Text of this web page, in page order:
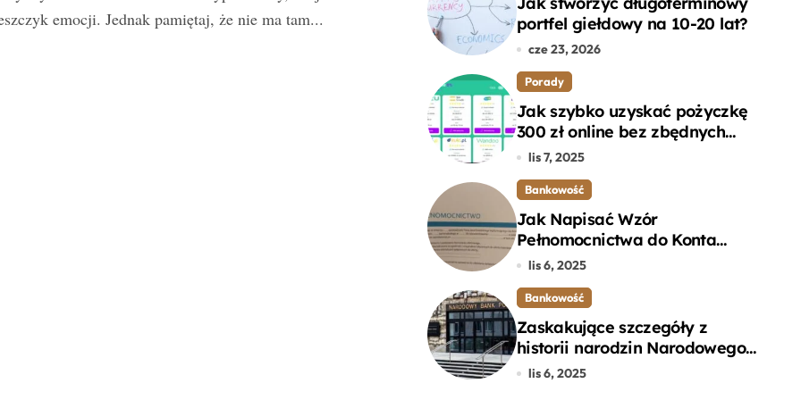
emocji. Jednak pamiętaj, że nie ma tam...
portfel giełdowy na 10-20 lat?
cze 23, 2026
Porady
Jak szybko uzyskać pożyczkę
300 zł online bez zbędnych
formalności?
lis 7, 2025
Bankowość
Jak Napisać Wzór
Pełnomocnictwa do Konta
Bankowego – Praktyczny
lis 6, 2025
Bankowość
Zaskakujące szczegóły z
historii narodzin Narodowego
Banku Polskiego, o których
lis 6, 2025